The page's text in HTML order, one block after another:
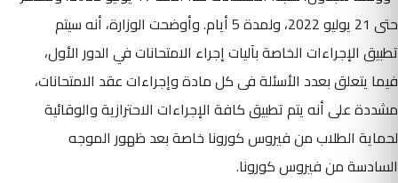
حتى 21 يوليو 2022، ولمدة 5 أيام. وأوضحت الوزارة، أنه سيتم
تطبيق الإجراءات الخاصة بآليات إجراء الامتحانات في الدور الأول،
فيما يتعلق بعدد الأسئلة فى كل مادة وإجراءات عقد الامتحانات،
مشددة على أنه يتم تطبيق كافة الإجراءات الاحترازية والوقائية
لحماية الطلاب من فيروس كورونا خاصة بعد ظهور الموجه
السادسة من فيروس كورونا.